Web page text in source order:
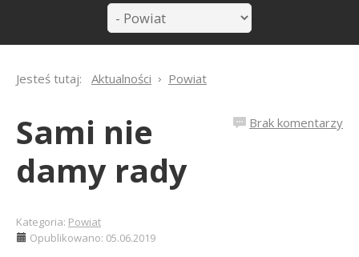
Jesteś tutaj: Aktualności Powiat
Brak komentarzy
Sami nie
damy rady
Kategoria: Powiat
Opublikowano: 05.06.2019